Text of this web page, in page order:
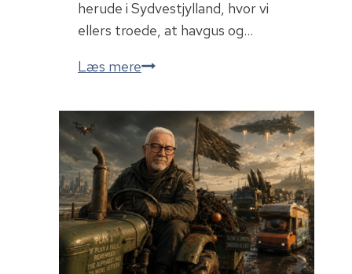
herude i Sydvestjylland, hvor vi
ellers troede, at havgus og…
Læs mereF35